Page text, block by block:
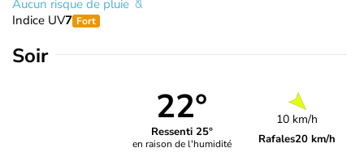
Aucun risque de pluie
Indice UV7 Fort
Soir
22°
Ressenti 25°
en raison de l'humidité
10 km/h
Rafales20 km/h